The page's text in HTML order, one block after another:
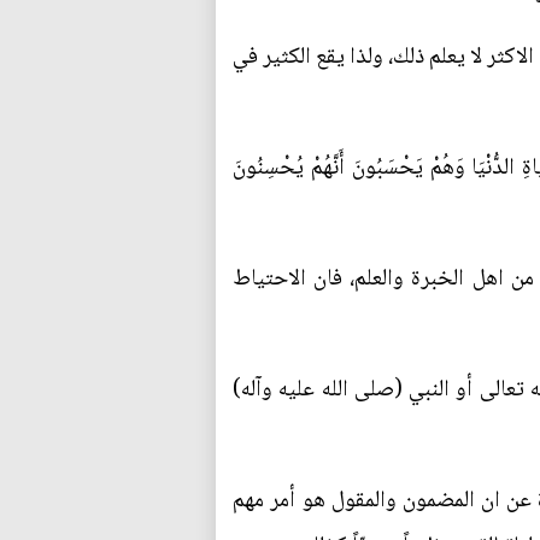
لا يعلم ذلك، ولذا يقع الكثير في
الدُّنْيَا وَهُمْ يَحْسَبُونَ أَنَّهُمْ يُحْسِنُونَ
الخبرة والعلم، فان الاحتياط
أو النبي (صلى الله عليه وآله)
عن ان المضمون والمقول هو أمر مهم